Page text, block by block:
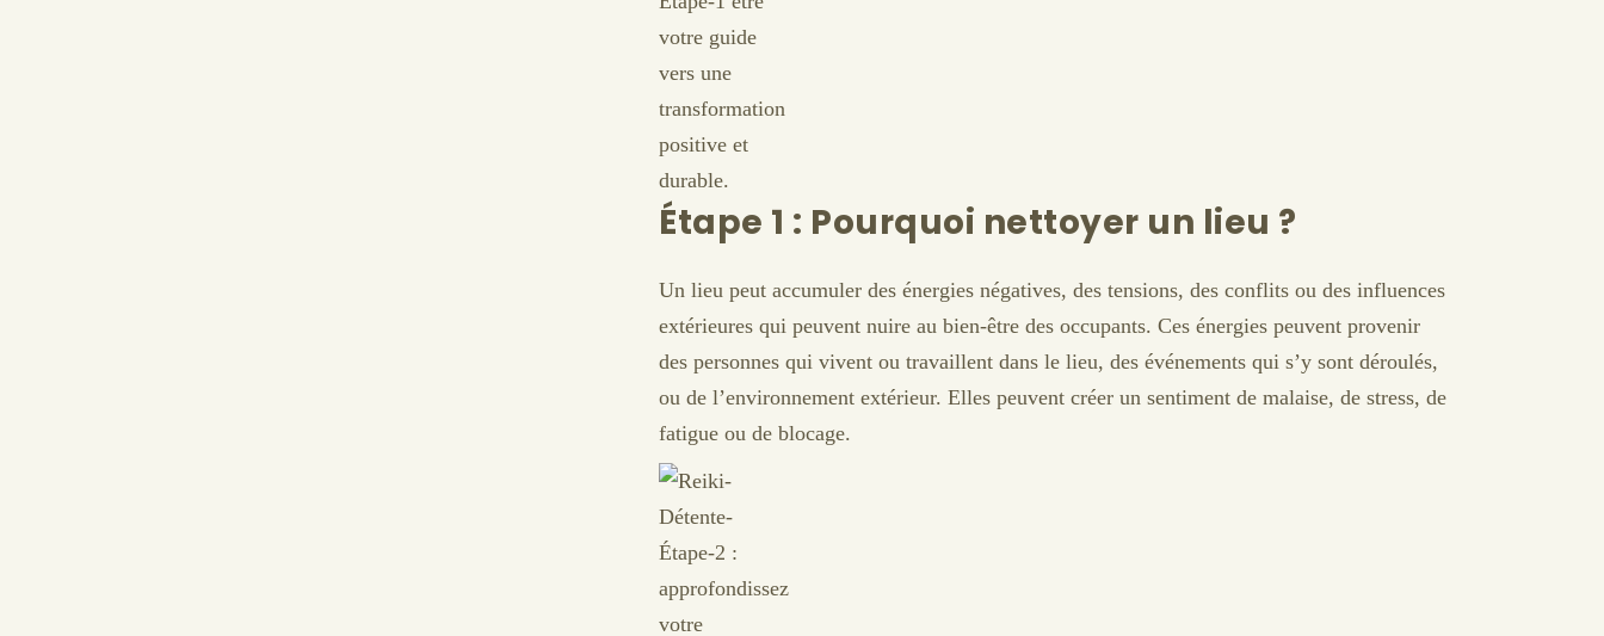
Étape 1 : Pourquoi nettoyer un lieu ?
Un lieu peut accumuler des énergies négatives, des tensions, des conflits ou des influences
extérieures qui peuvent nuire au bien-être des occupants. Ces énergies peuvent provenir
des personnes qui vivent ou travaillent dans le lieu, des événements qui s’y sont déroulés,
ou de l’environnement extérieur. Elles peuvent créer un sentiment de malaise, de stress, de
fatigue ou de blocage.